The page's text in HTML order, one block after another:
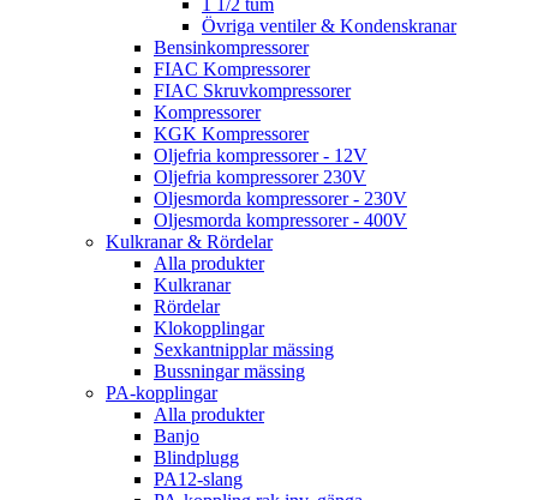
1 1/2 tum
Övriga ventiler & Kondenskranar
Bensinkompressorer
FIAC Kompressorer
FIAC Skruvkompressorer
Kompressorer
KGK Kompressorer
Oljefria kompressorer - 12V
Oljefria kompressorer 230V
Oljesmorda kompressorer - 230V
Oljesmorda kompressorer - 400V
Kulkranar & Rördelar
Alla produkter
Kulkranar
Rördelar
Klokopplingar
Sexkantnipplar mässing
Bussningar mässing
PA-kopplingar
Alla produkter
Banjo
Blindplugg
PA12-slang